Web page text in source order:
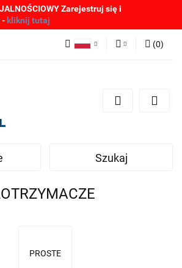
Zarejestruj się i
- kliknij tutaj
Zarejestruj się
(0)
Szukaj
PROSTE